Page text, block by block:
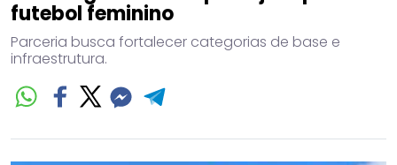
futebol feminino
Parceria busca fortalecer categorias de base e
infraestrutura.